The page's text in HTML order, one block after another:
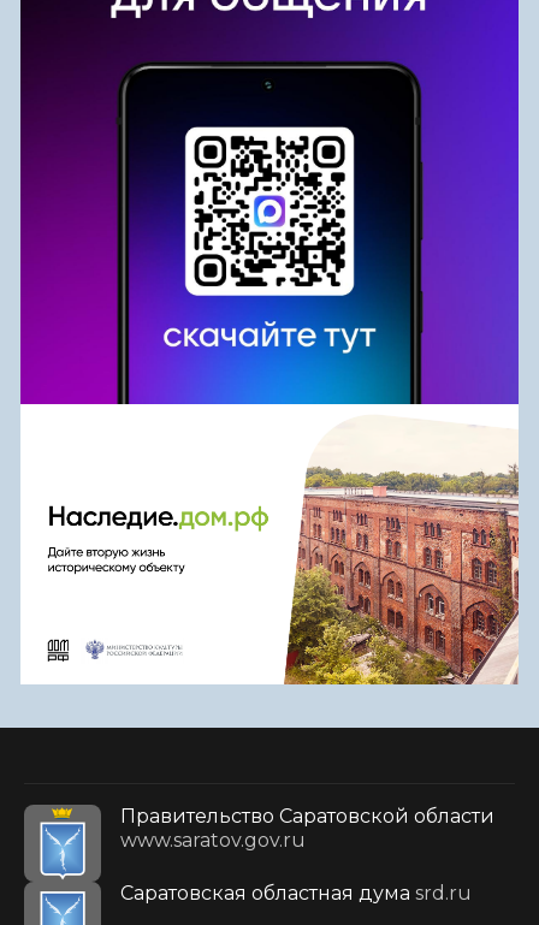
Правительство Саратовской области
www.saratov.gov.ru
Саратовская областная дума srd.ru